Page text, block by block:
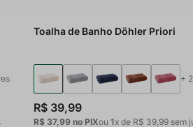
Toalha de Banho Döhler Priori
+ 2
R$ 39,99
R$ 37,99 no PIXou 1x de R$ 39,99 sem